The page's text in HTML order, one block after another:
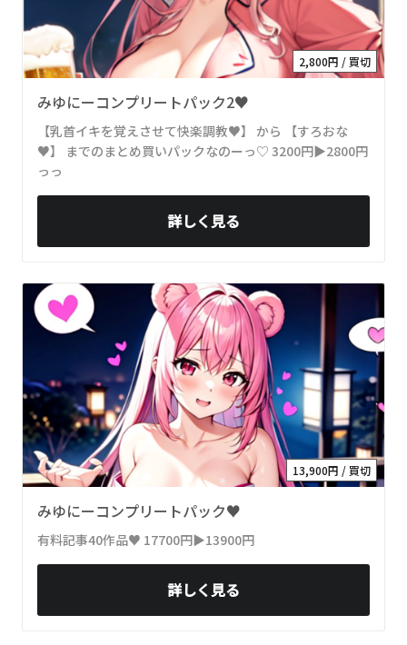
2,800円 / 買切
みゆにーコンプリートパック2♥
【乳首イキを覚えさせて快楽調教♥】 から 【すろおな
♥】 までのまとめ買いパックなのーっ♡ 3200円▶2800円
っっ
詳しく見る
13,900円 / 買切
みゆにーコンプリートパック♥
有料記事40作品♥ 17700円▶13900円
詳しく見る